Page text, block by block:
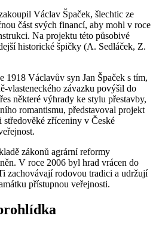
Václav Špaček, šlechtic ze
část svých financí, aby mohl v roce
Na projektu této působivé
historické špičky (A. Sedláček, Z.
1918 Václavův syn Jan Špaček s tím,
vlasteneckého závazku povýšil do
některé výhrady ke stylu přestavby,
romantismu, představoval projekt
zříceniny v České
zákonů agrární reformy
V roce 2006 byl hrad vrácen do
zachovávají rodovou tradici a udržují
přístupnou veřejnosti.